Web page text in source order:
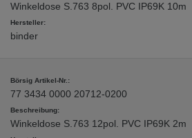
Winkeldose S.763 8pol. PVC IP69K 10m
binder
77 3434 0000 20712-0200
Winkeldose S.763 12pol. PVC IP69K 2m